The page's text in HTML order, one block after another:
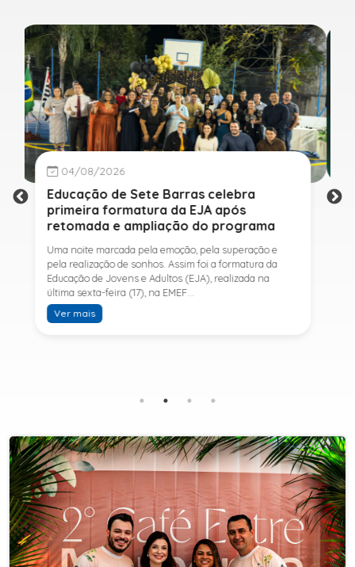
04/08/2026
Prefeitura de Sete Barras realiza Rede
de Negócios 7B para fortalecer
empresas, impulsionar parcerias e gerar
Fortalecer quem empreende, incentivar novos negócios
e criar conexões que impulsionem o desenvolvimento
econômico do município. Com esse propósito, a
Prefeitura de Sete Barras, por meio da Secretaria
Municipal de Turismo e Desenvolvimento Econômico,
telecomunicações e fundador da empresa Seu
Consultor, que compartilhará estratégias para
aumentar resultados, fortalecer relacionamentos
comerciais e ampliar as oportunidades de
negócios.Para a Secretária Municipal de Turismo e
Desenvolvimento Econômico, Edna Carvalho, a Rede de
Negócios 7B representa mais uma iniciativa da gestão
do Prefeito Ítalo Costa para fortalecer o
empreendedorismo e incentivar o crescimento das